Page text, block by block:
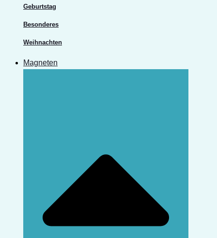
Geburtstag
Besonderes
Weihnachten
Magneten